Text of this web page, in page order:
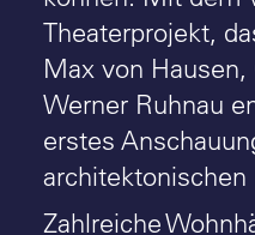
Theaterprojekt,
Max von
Werner Ruhnau
erstes
architektonischen
Zahlreiche